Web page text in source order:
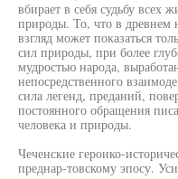
вбирает в себя судьбу всех
природы. То, что в древнем
взгляд может показаться
сил природы, при более
мудростью народа,
непосредственного
сила легенд, преданий,
постоянного обращения
человека и природы.
Чеченские героико-
преднар-товскому эпосу.